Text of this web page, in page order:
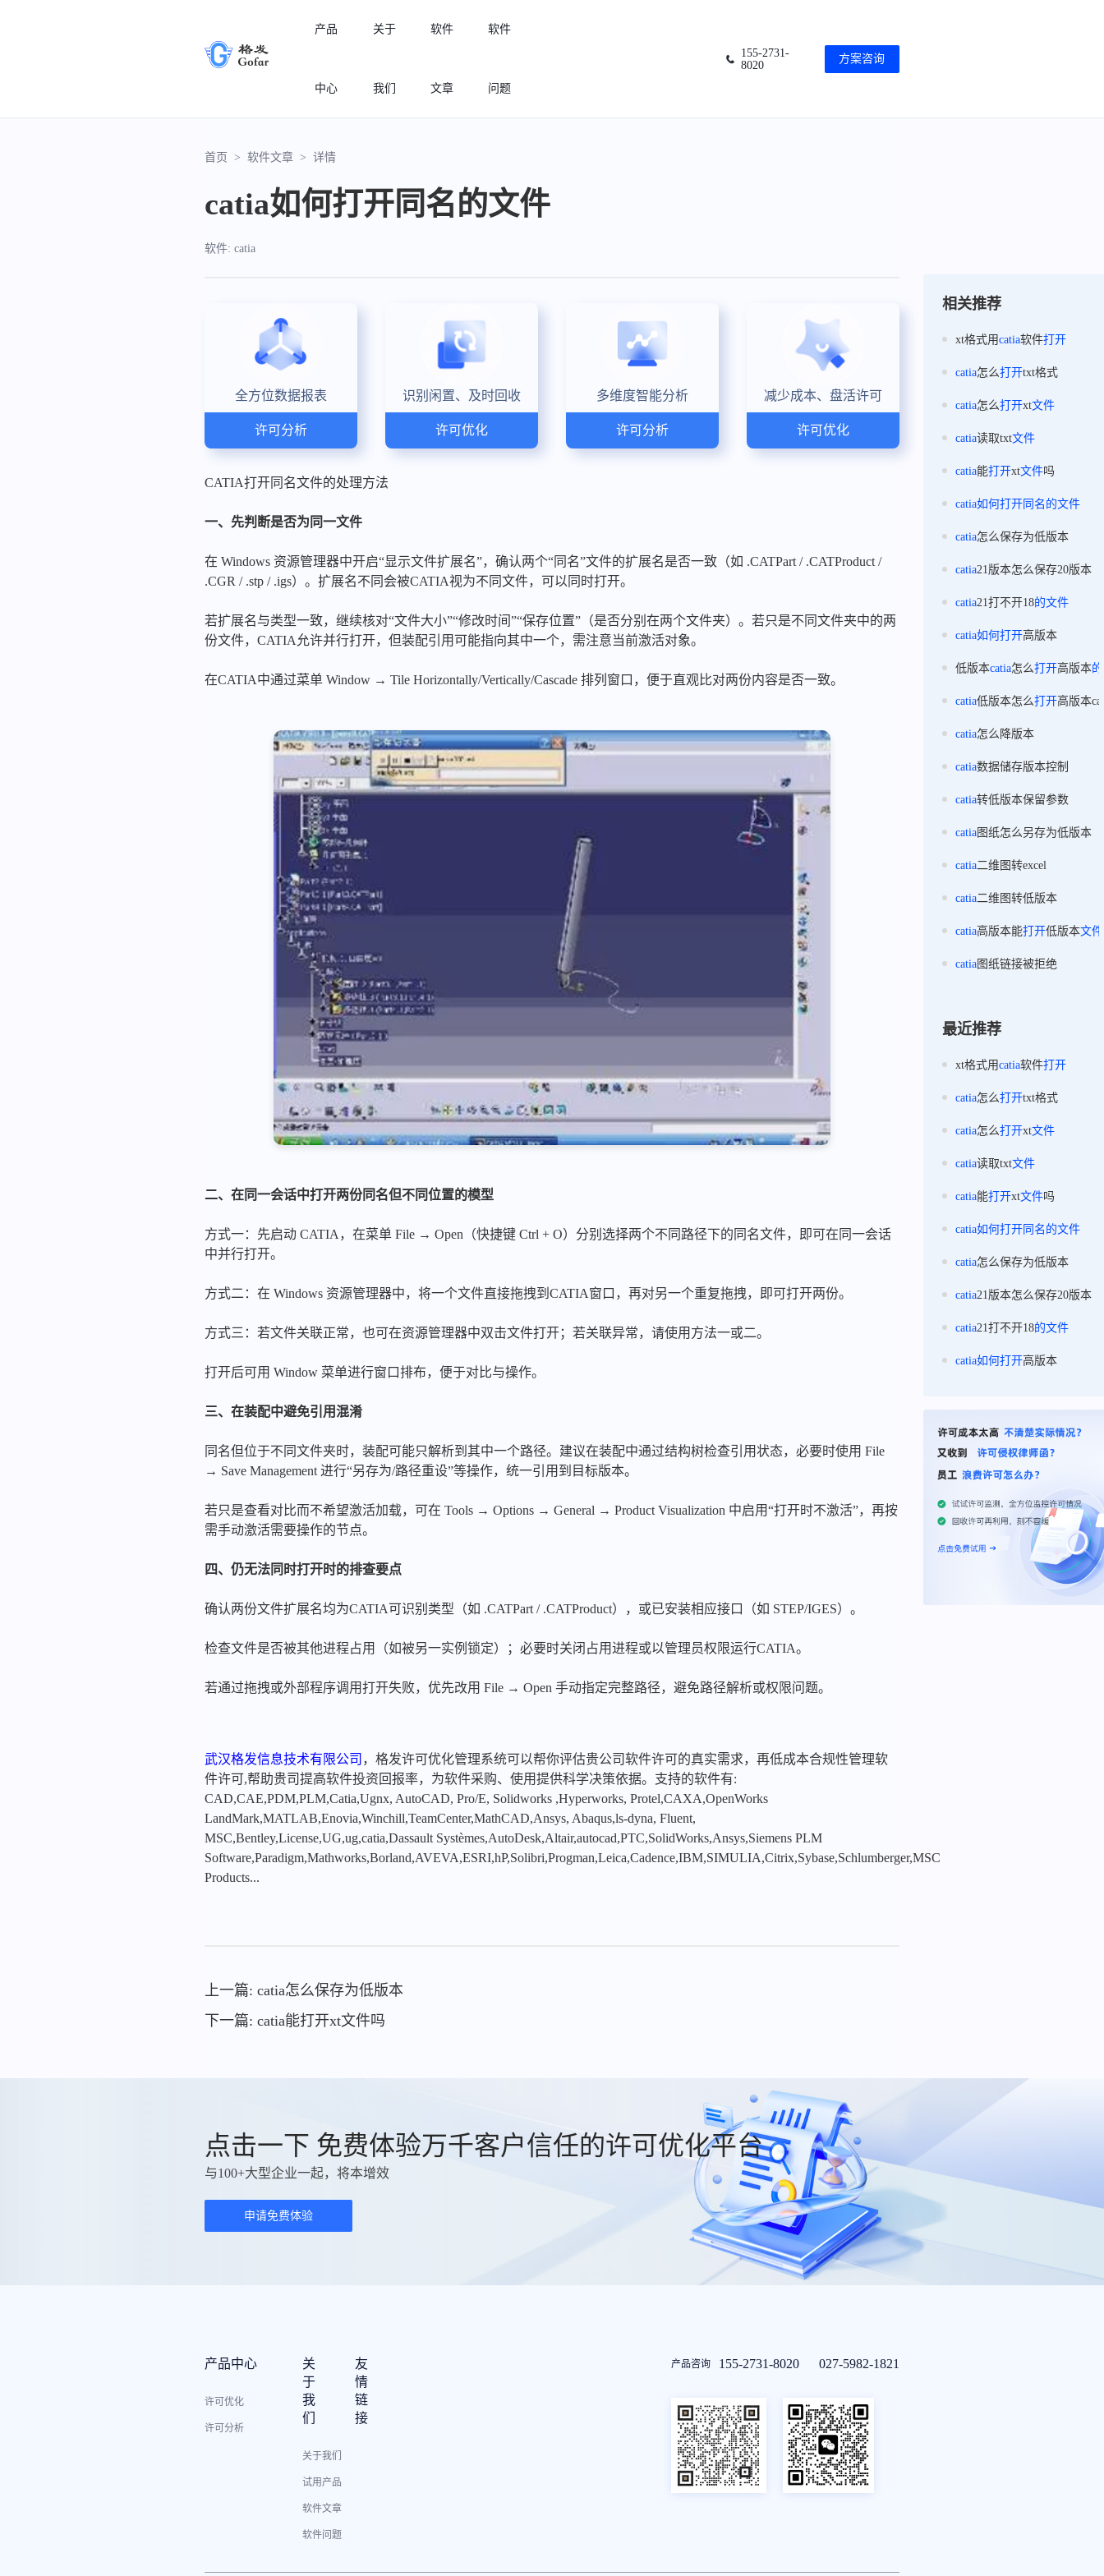
产品
中心
许可分析
实现专业软件许可精细化管理
关于
我们
软件
文章
软件
问题
155-2731-
8020
方案咨询
首页 > 软件文章 > 详情
catia如何打开同名的文件
软件: catia
全方位数据报表
许可分析
识别闲置、及时回收
许可优化
多维度智能分析
许可分析
减少成本、盘活许可
许可优化
CATIA打开同名文件的处理方法
一、先判断是否为同一文件
在 Windows 资源管理器中开启“显示文件扩展名”，确认两个“同名”文件的扩展名是否一致（如 .CATPart / .CATProduct /
.CGR / .stp / .igs）。扩展名不同会被CATIA视为不同文件，可以同时打开。
若扩展名与类型一致，继续核对“文件大小”“修改时间”“保存位置”（是否分别在两个文件夹）。若只是不同文件夹中的两
份文件，CATIA允许并行打开，但装配引用可能指向其中一个，需注意当前激活对象。
在CATIA中通过菜单 Window → Tile Horizontally/Vertically/Cascade 排列窗口，便于直观比对两份内容是否一致。
二、在同一会话中打开两份同名但不同位置的模型
方式一：先启动 CATIA，在菜单 File → Open（快捷键 Ctrl + O）分别选择两个不同路径下的同名文件，即可在同一会话
中并行打开。
方式二：在 Windows 资源管理器中，将一个文件直接拖拽到CATIA窗口，再对另一个重复拖拽，即可打开两份。
方式三：若文件关联正常，也可在资源管理器中双击文件打开；若关联异常，请使用方法一或二。
打开后可用 Window 菜单进行窗口排布，便于对比与操作。
三、在装配中避免引用混淆
同名但位于不同文件夹时，装配可能只解析到其中一个路径。建议在装配中通过结构树检查引用状态，必要时使用 File
→ Save Management 进行“另存为/路径重设”等操作，统一引用到目标版本。
若只是查看对比而不希望激活加载，可在 Tools → Options → General → Product Visualization 中启用“打开时不激活”，再按
需手动激活需要操作的节点。
四、仍无法同时打开时的排查要点
确认两份文件扩展名均为CATIA可识别类型（如 .CATPart / .CATProduct），或已安装相应接口（如 STEP/IGES）。
检查文件是否被其他进程占用（如被另一实例锁定）；必要时关闭占用进程或以管理员权限运行CATIA。
若通过拖拽或外部程序调用打开失败，优先改用 File → Open 手动指定完整路径，避免路径解析或权限问题。
武汉格发信息技术有限公司 ，格发许可优化管理系统可以帮你评估贵公司软件许可的真实需求，再低成本合规性管理软
件许可,帮助贵司提高软件投资回报率，为软件采购、使用提供科学决策依据。支持的软件有:
CAD,CAE,PDM,PLM,Catia,Ugnx, AutoCAD, Pro/E, Solidworks ,Hyperworks, Protel,CAXA,OpenWorks
LandMark,MATLAB,Enovia,Winchill,TeamCenter,MathCAD,Ansys, Abaqus,ls-dyna, Fluent,
MSC,Bentley,License,UG,ug,catia,Dassault Systèmes,AutoDesk,Altair,autocad,PTC,SolidWorks,Ansys,Siemens PLM
Software,Paradigm,Mathworks,Borland,AVEVA,ESRI,hP,Solibri,Progman,Leica,Cadence,IBM,SIMULIA,Citrix,Sybase,Schlumberger,MSC
Products...
上一篇: catia怎么保存为低版本
下一篇: catia能打开xt文件吗
相关推荐
xt格式用catia软件打开
catia怎么打开txt格式
catia怎么打开xt文件
catia读取txt文件
catia能打开xt文件吗
catia如何打开同名 的文件
catia怎么保存为低版本
catia21版本怎么保存20版本
catia21打不开18的文件
catia如何打开高版本
低版本catia怎么打开高版本的
catia低版本怎么打开高版本
catia怎么降版本
catia数据储存版本控制
catia转低版本保留参数
catia图纸怎么另存为低版本
catia二维图转excel
catia二维图转低版本
catia高版本能打开低版本文件
catia图纸链接被拒绝
最近推荐
xt格式用catia软件打开
catia怎么打开txt格式
catia怎么打开xt文件
catia读取txt文件
catia能打开xt文件吗
catia如何打开同名 的文件
catia怎么保存为低版本
catia21版本怎么保存20版本
catia21打不开18的文件
catia如何打开高版本
点击一下 免费体验万千客户信任的许可优化平台
与100+大型企业一起，将本增效
申请免费体验
产品中心
许可优化
许可分析
关
于
我
们
关于我们
试用产品
软件文章
软件问题
友
情
链
接
产品咨询 155-2731-8020 027-5982-1821